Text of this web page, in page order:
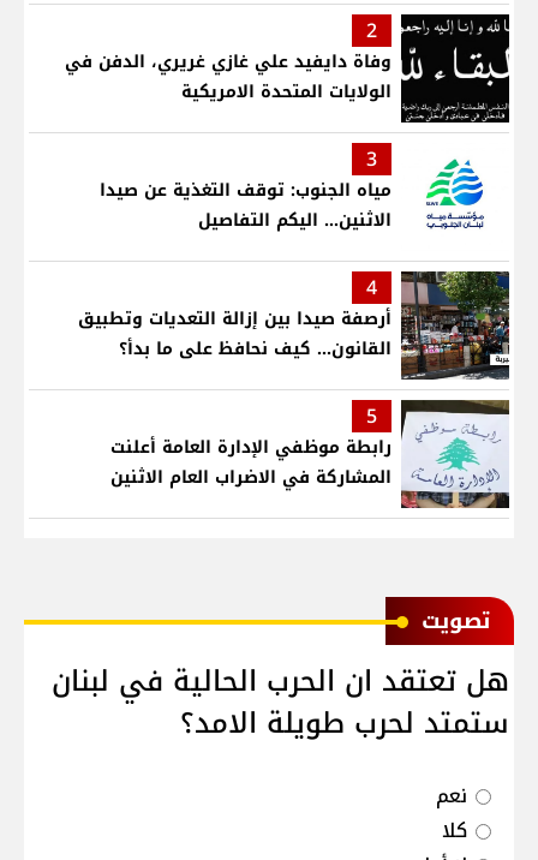
2
وفاة دايفيد علي غازي غريري، الدفن في
الولايات المتحدة الامريكية
3
مياه الجنوب: توقف التغذية عن صيدا
الاثنين... اليكم التفاصيل
4
أرصفة صيدا بين إزالة التعديات وتطبيق
القانون... كيف نحافظ على ما بدأ؟
5
رابطة موظفي الإدارة العامة أعلنت
المشاركة في الاضراب العام الاثنين
ﺗﺼﻮﻳﺖ
هل تعتقد ان الحرب الحالية في لبنان
ستمتد لحرب طويلة الامد؟
نعم
كلا